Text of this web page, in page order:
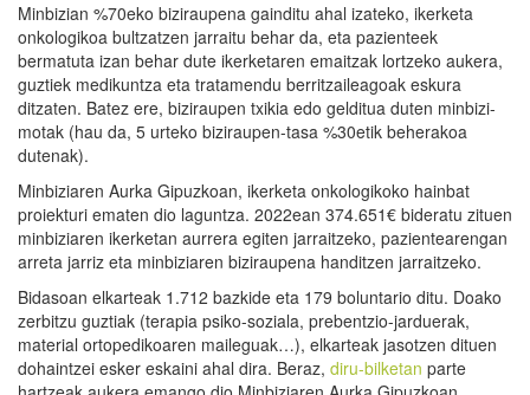
Minbizian %70eko biziraupena gainditu ahal izateko, ikerketa
onkologikoa bultzatzen jarraitu behar da, eta pazienteek
bermatuta izan behar dute ikerketaren emaitzak lortzeko aukera,
guztiek medikuntza eta tratamendu berritzaileagoak eskura
ditzaten. Batez ere, biziraupen txikia edo gelditua duten minbizi-
motak (hau da, 5 urteko biziraupen-tasa %30etik beherakoa
dutenak).
Minbiziaren Aurka Gipuzkoan, ikerketa onkologikoko hainbat
proiekturi ematen dio laguntza. 2022ean 374.651€ bideratu zituen
minbiziaren ikerketan aurrera egiten jarraitzeko, pazientearengan
arreta jarriz eta minbiziaren biziraupena handitzen jarraitzeko.
Bidasoan elkarteak 1.712 bazkide eta 179 boluntario ditu. Doako
zerbitzu guztiak (terapia psiko-soziala, prebentzio-jarduerak,
material ortopedikoaren maileguak…), elkarteak jasotzen dituen
dohaintzei esker eskaini ahal dira. Beraz, diru-bilketan parte